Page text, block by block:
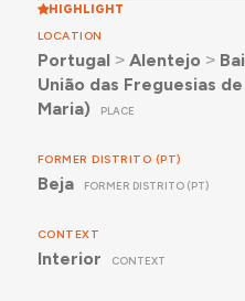
HIGHLIGHT
LOCATION
Portugal ˃ Alentejo ˃
União das Freguesias
Maria)
PLACE
FORMER DISTRITO (PT)
Beja FORMER DISTRITO (PT)
CONTEXT
Interior CONTEXT